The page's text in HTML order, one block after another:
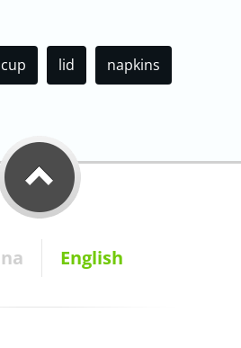
cup lid napkins
English